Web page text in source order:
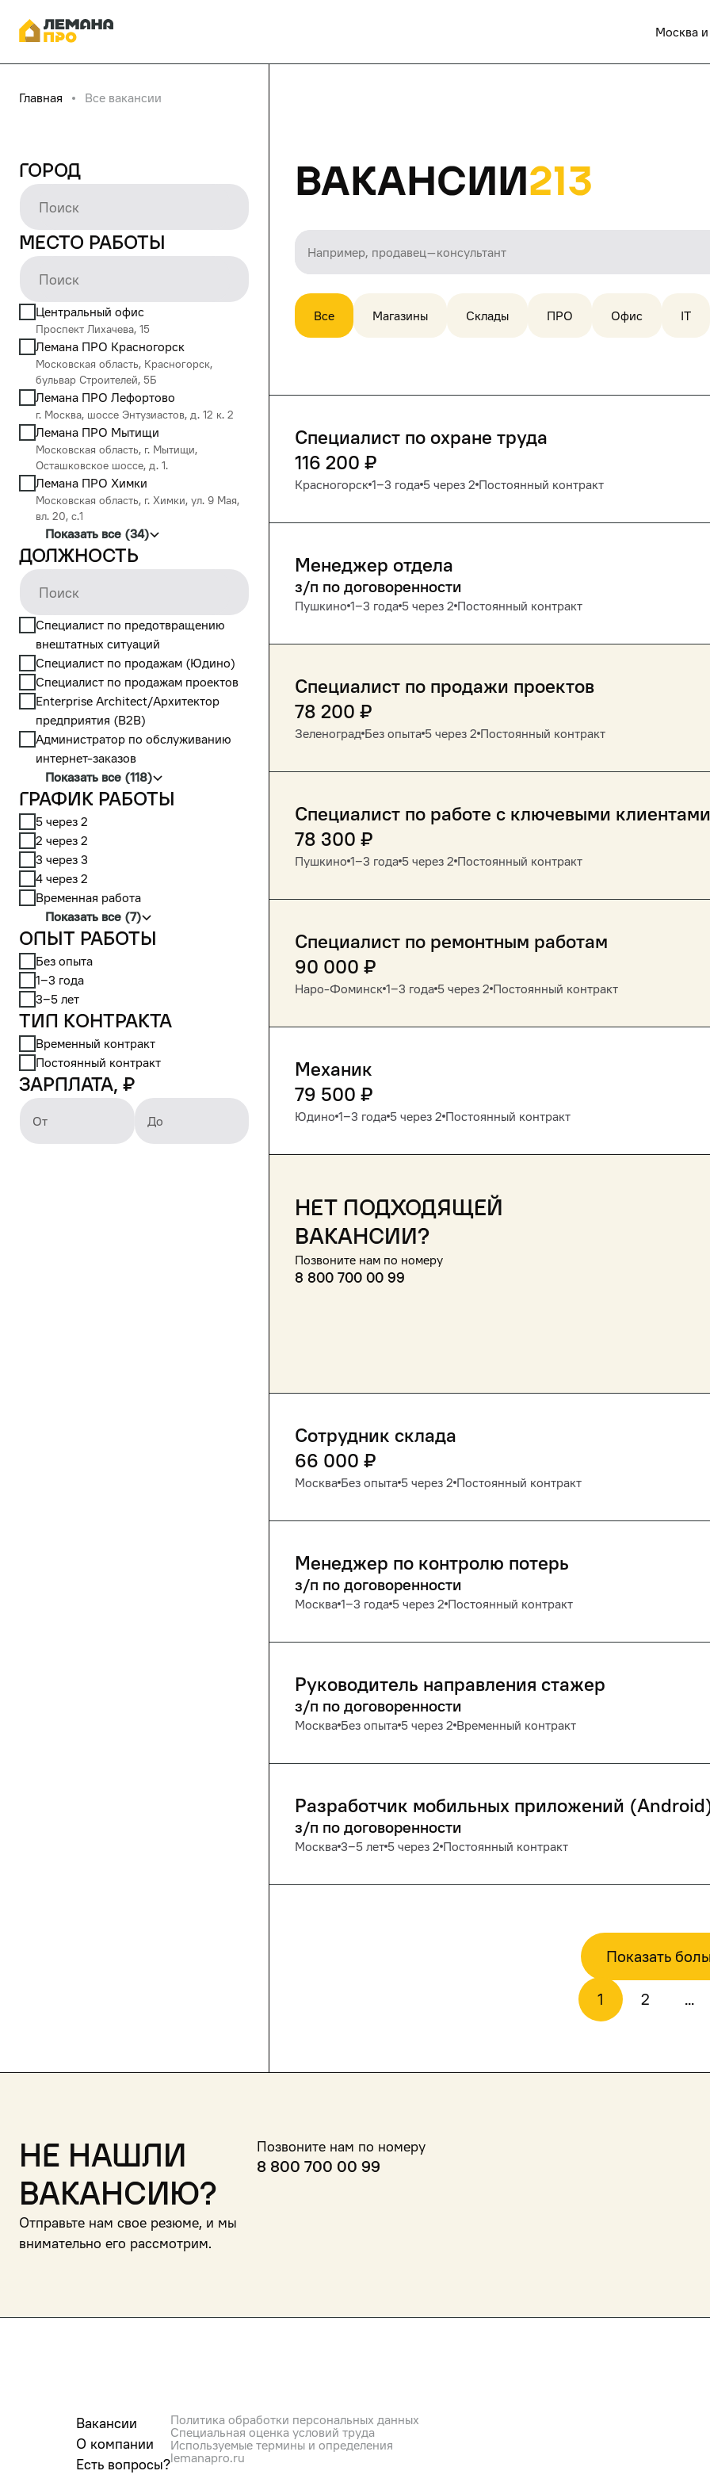
Москва
Главная Все вакансии
Город
Место работы
Центральный офис
Проспект Лихачева, 15
Лемана ПРО Красногорск
Московская область, Красногорск,
бульвар Строителей, 5Б
Лемана ПРО Лефортово
г. Москва, шоссе Энтузиастов, д. 12 к. 2
Лемана ПРО Мытищи
Московская область, г. Мытищи,
Осташковское шоссе, д. 1.
Лемана ПРО Химки
Московская область, г. Химки, ул. 9 Мая,
вл. 20, с.1
Показать все (34)
Должность
Cпециалист по предотвращению
внештатных ситуаций
Cпециалист по продажам (Юдино)
Cпециалист по продажам проектов
Enterprise Architect/Архитектор
предприятия (В2В)
Администратор по обслуживанию
интернет-заказов
Показать все (118)
График работы
5 через 2
2 через 2
3 через 3
4 через 2
Временная работа
Показать все (7)
Опыт работы
Без опыта
1‒3 года
3‒5 лет
Тип контракта
Временный контракт
Постоянный контракт
Зарплата, ₽
От До
Вакансии213
Все Магазины Склады ПРО Офис IT
Специалист по охране труда
116 200 ₽
Красногорск 1‒3 года 5 через 2 Постоянный контракт
Менеджер отдела
з/п по договоренности
Пушкино 1‒3 года 5 через 2 Постоянный контракт
Специалист по продажи проектов
78 200 ₽
Зеленоград Без опыта 5 через 2 Постоянный контракт
Специалист по работе с ключевыми клиентами
78 300 ₽
Пушкино 1‒3 года 5 через 2 Постоянный контракт
Специалист по ремонтным работам
90 000 ₽
Наро-Фоминск 1‒3 года 5 через 2 Постоянный контракт
Механик
79 500 ₽
Юдино 1‒3 года 5 через 2 Постоянный контракт
Нет подходящей
вакансии?
Позвоните нам по номеру
8 800 700 00 99
Сотрудник склада
66 000 ₽
Москва Без опыта 5 через 2 Постоянный контракт
Менеджер по контролю потерь
з/п по договоренности
Москва 1‒3 года 5 через 2 Постоянный контракт
Руководитель направления стажер
з/п по договоренности
Москва Без опыта 5 через 2 Временный контракт
Разработчик мобильных приложений
з/п по договоренности
Москва 3‒5 лет 5 через 2 Постоянный контракт
Показать
1 2 ...
Не нашли
вакансию?
Отправьте нам свое резюме, и мы
внимательно его рассмотрим.
Позвоните нам по номеру
8 800 700 00 99
Вакансии
О компании
Есть вопросы?
Политика обработки персональных данных
Специальная оценка условий труда
Используемые термины и определения
lemanapro.ru